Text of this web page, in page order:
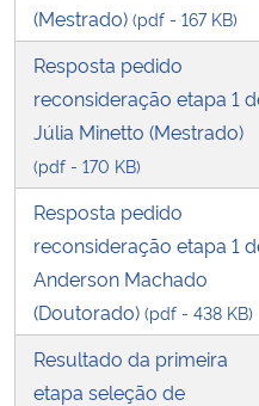
(Mestrado) (pdf - 167 KB)
Resposta pedido
reconsideração etapa 1
Júlia Minetto (Mestrado)
(pdf - 170 KB)
Resposta pedido
reconsideração etapa 1
Anderson Machado
(Doutorado) (pdf - 438 KB)
Resultado da primeira
etapa seleção de